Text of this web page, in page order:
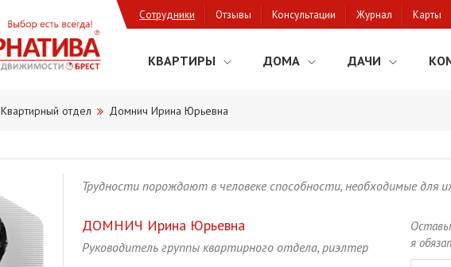
Сотрудники Отзывы Консультации Журнал Карты
КВАРТИРЫ ДОМА ДАЧИ
Квартирный отдел Домнич Ирина Юрьевна
ДОМНИЧ Ирина Юрьевна
Руководитель группы квартирного отдела, риэлтер
Трудности порождают в человеке способности, необходимые для
я